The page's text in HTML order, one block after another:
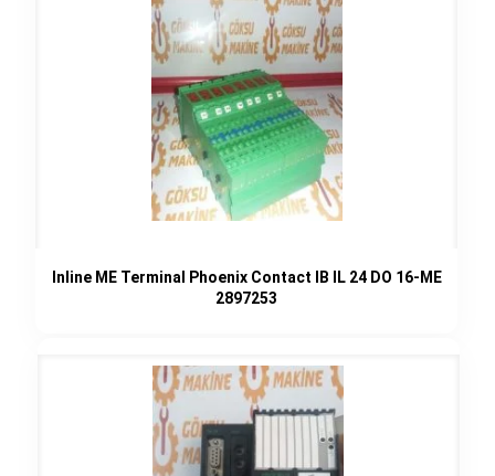
Inline ME Terminal Phoenix Contact IB IL 24 DO 16-ME
2897253